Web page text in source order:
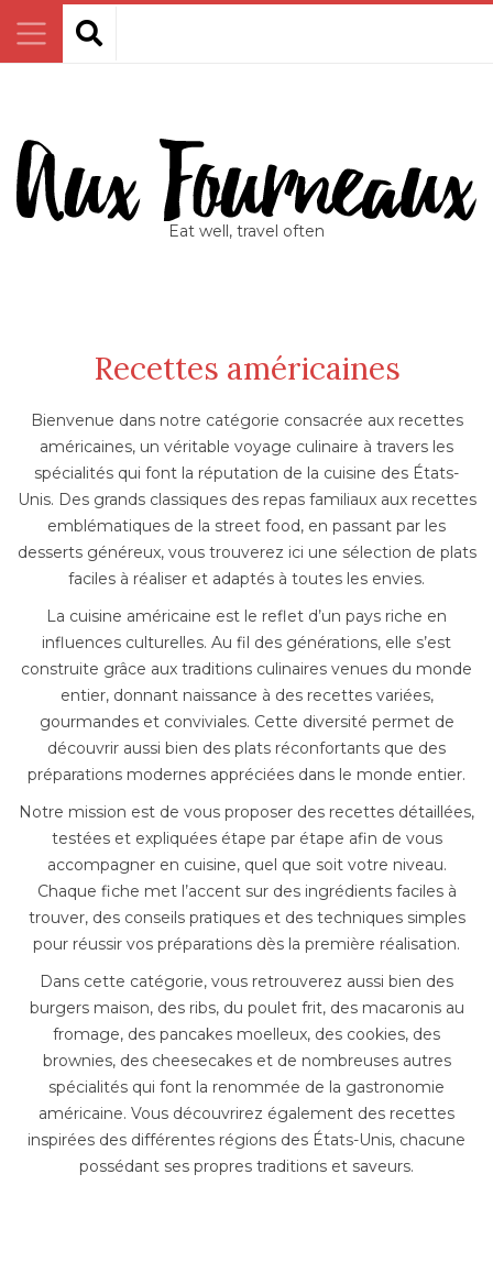
Eat well, travel often
Recettes américaines
Bienvenue dans notre catégorie consacrée aux recettes
américaines, un véritable voyage culinaire à travers les
spécialités qui font la réputation de la cuisine des États-
Unis. Des grands classiques des repas familiaux aux recettes
emblématiques de la street food, en passant par les
desserts généreux, vous trouverez ici une sélection de plats
faciles à réaliser et adaptés à toutes les envies.
La cuisine américaine est le reflet d’un pays riche en
influences culturelles. Au fil des générations, elle s’est
construite grâce aux traditions culinaires venues du monde
entier, donnant naissance à des recettes variées,
gourmandes et conviviales. Cette diversité permet de
découvrir aussi bien des plats réconfortants que des
préparations modernes appréciées dans le monde entier.
Notre mission est de vous proposer des recettes détaillées,
testées et expliquées étape par étape afin de vous
accompagner en cuisine, quel que soit votre niveau.
Chaque fiche met l’accent sur des ingrédients faciles à
trouver, des conseils pratiques et des techniques simples
pour réussir vos préparations dès la première réalisation.
Dans cette catégorie, vous retrouverez aussi bien des
burgers maison, des ribs, du poulet frit, des macaronis au
fromage, des pancakes moelleux, des cookies, des
brownies, des cheesecakes et de nombreuses autres
spécialités qui font la renommée de la gastronomie
américaine. Vous découvrirez également des recettes
inspirées des différentes régions des États-Unis, chacune
possédant ses propres traditions et saveurs.